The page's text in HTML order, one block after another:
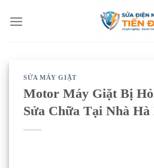
qua
SỬA MÁY GIẶT
Motor Máy Giặt Bị
Sửa Chữa Tại Nhà Hà